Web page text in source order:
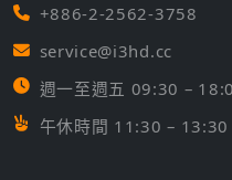
+886-2-2562-3758
service@i3hd.cc
週一至週五 09:30 –
午休時間 11:30 – 13:30